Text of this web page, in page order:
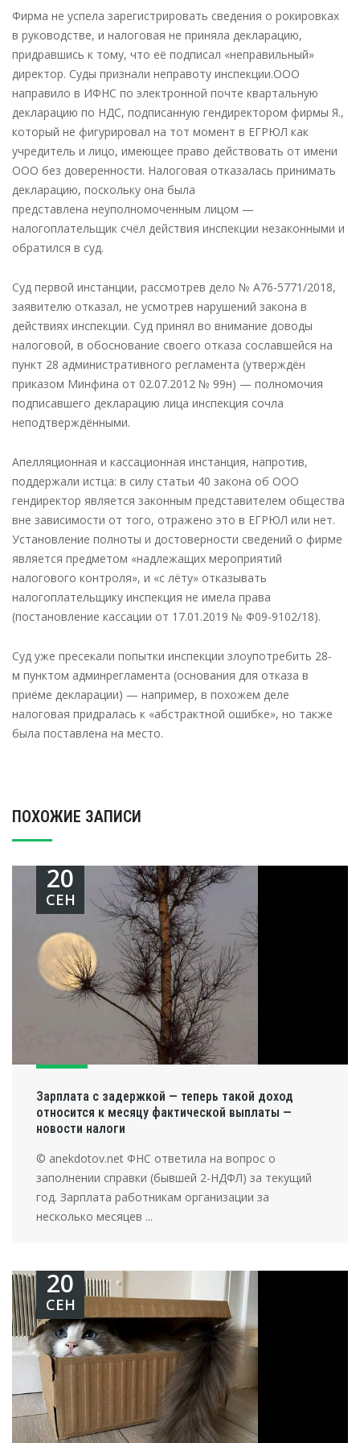
Фирма не успела зарегистрировать сведения о рокировках
в руководстве, и налоговая не приняла декларацию,
придравшись к тому, что её подписал «неправильный»
директор. Суды признали неправоту инспекции.ООО
направило в ИФНС по электронной почте квартальную
декларацию по НДС, подписанную гендиректором фирмы Я.,
который не фигурировал на тот момент в ЕГРЮЛ как
учредитель и лицо, имеющее право действовать от имени
ООО без доверенности. Налоговая отказалась принимать
декларацию, поскольку она была
представлена неуполномоченным лицом —
налогоплательщик счёл действия инспекции незаконными и
обратился в суд.
Суд первой инстанции, рассмотрев дело № А76-5771/2018,
заявителю отказал, не усмотрев нарушений закона в
действиях инспекции. Суд принял во внимание доводы
налоговой, в обоснование своего отказа сославшейся на
пункт 28 административного регламента (утверждён
приказом Минфина от 02.07.2012 № 99н) — полномочия
подписавшего декларацию лица инспекция сочла
неподтверждёнными.
Апелляционная и кассационная инстанция, напротив,
поддержали истца: в силу статьи 40 закона об ООО
гендиректор является законным представителем общества
вне зависимости от того, отражено это в ЕГРЮЛ или нет.
Установление полноты и достоверности сведений о фирме
является предметом «надлежащих мероприятий
налогового контроля», и «с лёту» отказывать
налогоплательщику инспекция не имела права
(постановление кассации от 17.01.2019 № Ф09-9102/18).
Суд уже пресекали попытки инспекции злоупотребить 28-
м пунктом админрегламента (основания для отказа в
приёме декларации) — например, в похожем деле
налоговая придралась к «абстрактной ошибке», но также
была поставлена на место.
ПОХОЖИЕ ЗАПИСИ
Зарплата с задержкой — теперь такой доход
относится к месяцу фактической выплаты —
новости налоги
20
СЕН
© anekdotov.net ФНС ответила на вопрос о
заполнении справки (бывшей 2-НДФЛ) за текущий
год. Зарплата работникам организации за
несколько месяцев ...
20
СЕН